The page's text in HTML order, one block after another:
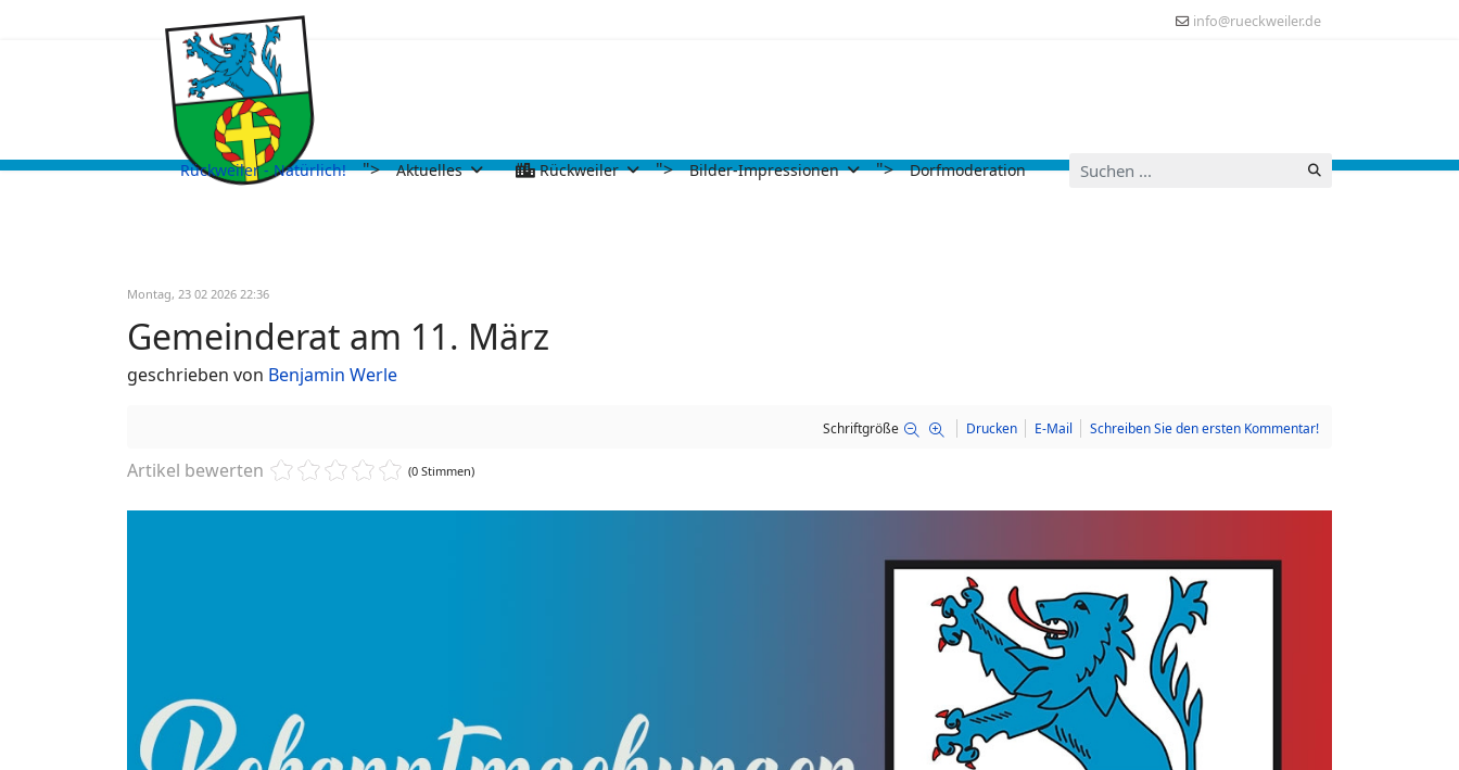
info@rueckweiler.de
Rückweiler - Natürlich! "> Aktuelles Rückweiler "> Bilder-Impressionen "> Dorfmoderation
Suchen
Montag, 23 02 2026 22:36
Gemeinderat am 11. März
geschrieben von Benjamin Werle
Schriftgröße Drucken E-Mail Schreiben Sie den ersten Kommentar!
Artikel bewerten (0 Stimmen)